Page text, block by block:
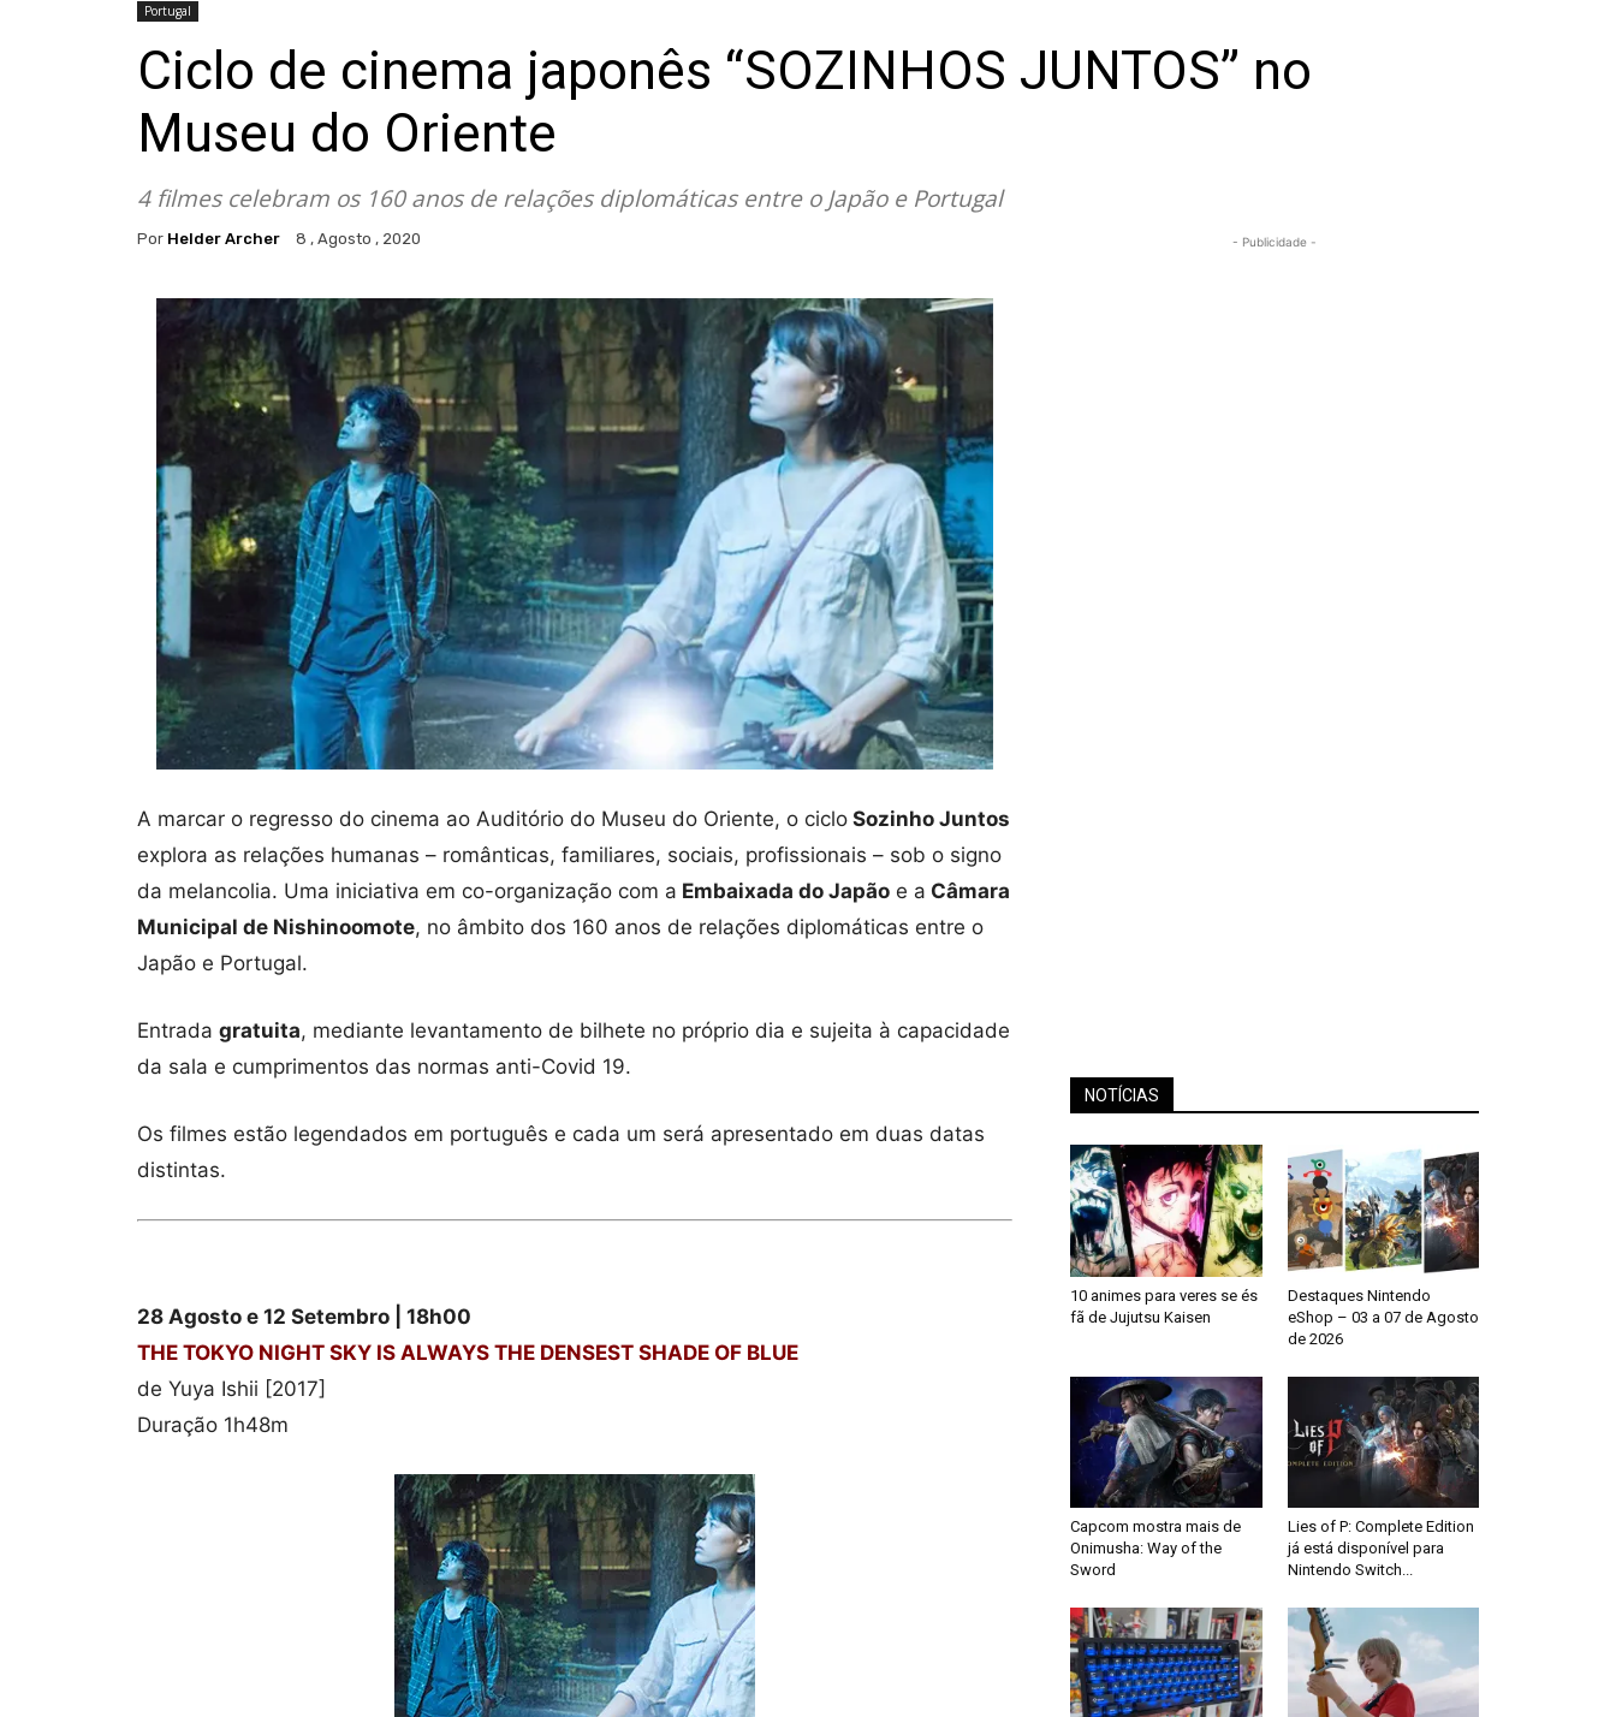
Portugal
Ciclo de cinema japonês “SOZINHOS JUNTOS” no
Museu do Oriente
4 filmes celebram os 160 anos de relações diplomáticas entre o Japão e Portugal
Por Helder Archer 8 , Agosto , 2020
A marcar o regresso do cinema ao Auditório do Museu do Oriente, o ciclo Sozinho Juntos
explora as relações humanas – românticas, familiares, sociais, profissionais – sob o signo
da melancolia. Uma iniciativa em co-organização com a Embaixada do Japão e a Câmara
Municipal de Nishinoomote, no âmbito dos 160 anos de relações diplomáticas entre o
Japão e Portugal.
Entrada gratuita, mediante levantamento de bilhete no próprio dia e sujeita à capacidade
da sala e cumprimentos das normas anti-Covid 19.
Os filmes estão legendados em português e cada um será apresentado em duas datas
distintas.
28 Agosto e 12 Setembro | 18h00
THE TOKYO NIGHT SKY IS ALWAYS THE DENSEST SHADE OF BLUE
de Yuya Ishii [2017]
Duração 1h48m
- Publicidade -
NOTÍCIAS
10 animes para veres se és
fã de Jujutsu Kaisen
Destaques Nintendo
eShop – 03 a 07 de Agosto
de 2026
Capcom mostra mais de
Onimusha: Way of the
Sword
Lies of P: Complete Edition
já está disponível para
Nintendo Switch...